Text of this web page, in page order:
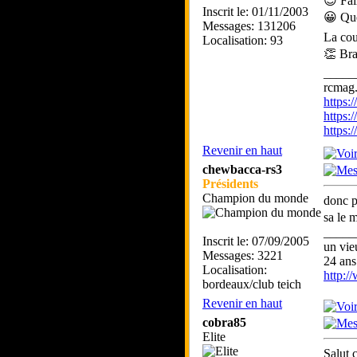
Inscrit le: 01/11/2003
Messages: 131206
Localisation: 93
😀
La
👏
Revenir en haut
chewbacca-rs3
Présidents
Champion du monde
Inscrit le: 07/09/2005
Messages: 3221
Localisation:
bordeaux/club teich
donc
sa le
un
24
http://
Revenir en haut
cobra85
Elite
Salut